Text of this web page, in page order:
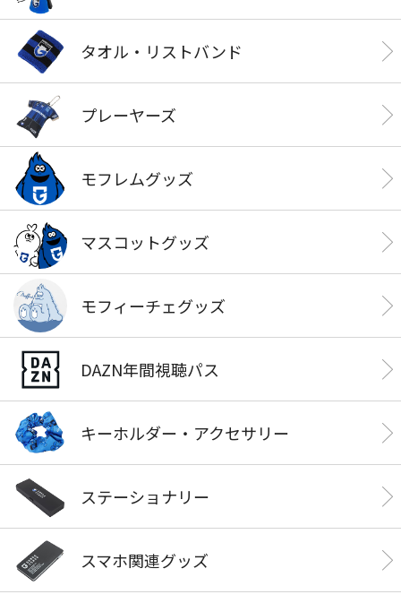
タオル・リストバンド
プレーヤーズ
モフレムグッズ
マスコットグッズ
モフィーチェグッズ
DAZN年間視聴パス
キーホルダー・アクセサリー
ステーショナリー
スマホ関連グッズ